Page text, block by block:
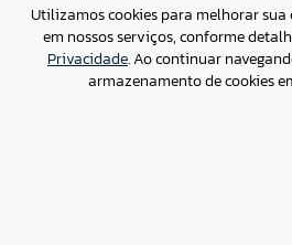
Assessoria de imprensa:
Utilizamos cookies para melhorar sua
em nossos serviços, conforme
Privacidade. Ao continuar
armazenamento de cookies